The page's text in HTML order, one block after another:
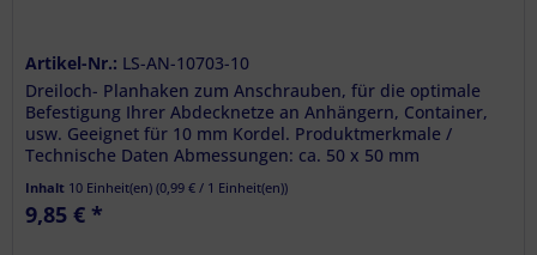
Artikel-Nr.: LS-AN-10703-10
Dreiloch- Planhaken zum Anschrauben, für die optimale
Befestigung Ihrer Abdecknetze an Anhängern, Container,
usw. Geeignet für 10 mm Kordel. Produktmerkmale /
Technische Daten Abmessungen: ca. 50 x 50 mm
Inhalt 10 Einheit(en)(0,99 € / 1 Einheit(en))
9,85 € *